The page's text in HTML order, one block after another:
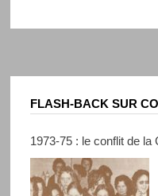
FLASH-BACK SUR
1973-75 : le conflit de la